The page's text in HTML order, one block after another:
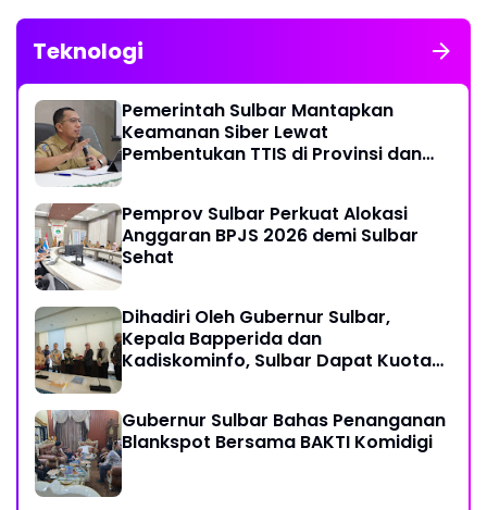
Teknologi
Pemerintah Sulbar Mantapkan
Keamanan Siber Lewat
Pembentukan TTIS di Provinsi dan
Pemprov Sulbar Perkuat Alokasi
Anggaran BPJS 2026 demi Sulbar
Sehat
Dihadiri Oleh Gubernur Sulbar,
Kepala Bapperida dan
Kadiskominfo, Sulbar Dapat Kuota
Gubernur Sulbar Bahas Penanganan
Blankspot Bersama BAKTI Komidigi